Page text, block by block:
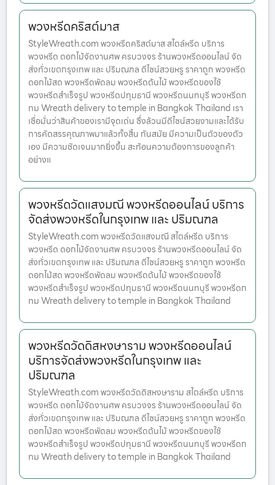
พวงหรีดคริสต์มาส
StyleWreath.com พวงหรีดคริสต์มาส สไตล์หรีด บริการ
พวงหรีด ดอกไม้จัดงานศพ ครบวงจร ร้านพวงหรีดออนไลน์ จัด
ส่งทั่วเขตกรุงเทพ และ ปริมณฑล ดีไซน์สวยหรู ราคาถูก พวงหรีด
ดอกไม้สด พวงหรีดพัดลม พวงหรีดต้นไม้ พวงหรีดของใช้
พวงหรีดสำเร็จรูป พวงหรีดปทุมธานี พวงหรีดนนทบุรี พวงหรีดก
ทม Wreath delivery to temple in Bangkok Thailand เรา
เชื่อมั่นว่าสินค้าของเรามีจุดเด่น ซึ่งล้วนมีดีไซน์สวยงามและได้รับ
การคัดสรรคุณภาพมาแล้วทั้งสิ้น ทันสมัย มีความเป็นตัวของตัว
เอง มีความชัดเจนมากยิ่งขึ้น สะท้อนความต้องการของลูกค้า
อย่างแ
พวงหรีดวัดแสงมณี พวงหรีดออนไลน์ บริการ
จัดส่งพวงหรีดในกรุงเทพ และ ปริมณฑล
StyleWreath.com พวงหรีดวัดแสงมณี สไตล์หรีด บริการ
พวงหรีด ดอกไม้จัดงานศพ ครบวงจร ร้านพวงหรีดออนไลน์ จัด
ส่งทั่วเขตกรุงเทพ และ ปริมณฑล ดีไซน์สวยหรู ราคาถูก พวงหรีด
ดอกไม้สด พวงหรีดพัดลม พวงหรีดต้นไม้ พวงหรีดของใช้
พวงหรีดสำเร็จรูป พวงหรีดปทุมธานี พวงหรีดนนทบุรี พวงหรีดก
ทม Wreath delivery to temple in Bangkok Thailand
พวงหรีดวัดดิสหงษาราม พวงหรีดออนไลน์
บริการจัดส่งพวงหรีดในกรุงเทพ และ
ปริมณฑล
StyleWreath.com พวงหรีดวัดดิสหงษาราม สไตล์หรีด บริการ
พวงหรีด ดอกไม้จัดงานศพ ครบวงจร ร้านพวงหรีดออนไลน์ จัด
ส่งทั่วเขตกรุงเทพ และ ปริมณฑล ดีไซน์สวยหรู ราคาถูก พวงหรีด
ดอกไม้สด พวงหรีดพัดลม พวงหรีดต้นไม้ พวงหรีดของใช้
พวงหรีดสำเร็จรูป พวงหรีดปทุมธานี พวงหรีดนนทบุรี พวงหรีดก
ทม Wreath delivery to temple in Bangkok Thailand